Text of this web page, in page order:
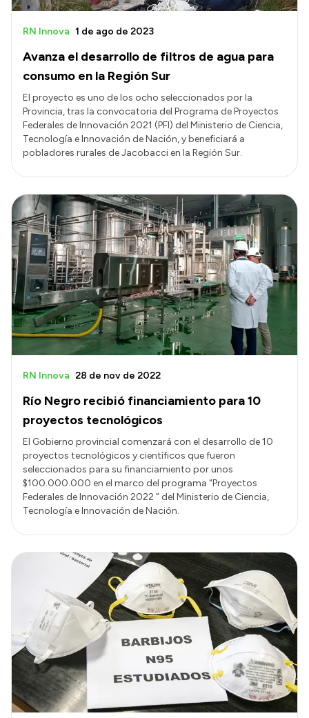
Avanza el desarrollo de filtros de agua para
consumo en la Región Sur
RN Innova 1 de ago de 2023
El proyecto es uno de los ocho seleccionados por la
Provincia, tras la convocatoria del Programa de Proyectos
Federales de Innovación 2021 (PFI) del Ministerio de Ciencia,
Tecnología e Innovación de Nación, y beneficiará a
pobladores rurales de Jacobacci en la Región Sur.
Río Negro recibió financiamiento para 10
proyectos tecnológicos
RN Innova 28 de nov de 2022
El Gobierno provincial comenzará con el desarrollo de 10
proyectos tecnológicos y científicos que fueron
seleccionados para su financiamiento por unos
$100.000.000 en el marco del programa “Proyectos
Federales de Innovación 2022 ” del Ministerio de Ciencia,
Tecnología e Innovación de Nación.